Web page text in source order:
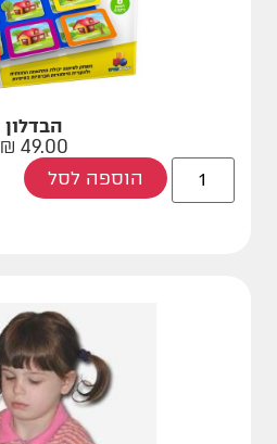
הבדלון
49.00
₪
הוספה לסל